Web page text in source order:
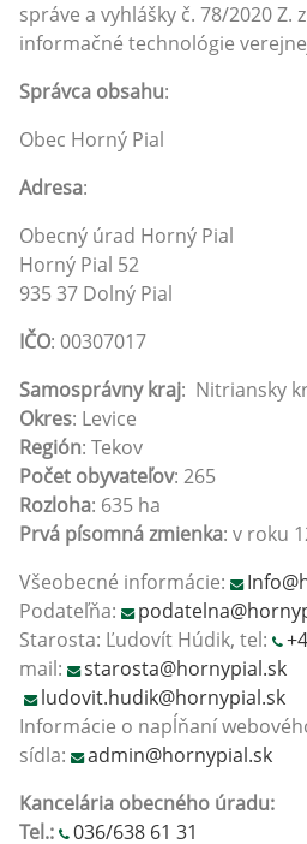
správe a vyhlášky č. 78/2020 Z.
informačné technológie
Správca obsahu:
Obec Horný Pial
Adresa:
Obecný úrad Horný Pial
Horný Pial 52
935 37 Dolný Pial
IČO: 00307017
Samosprávny kraj: Nitriansky
Okres: Levice
Región: Tekov
Počet obyvateľov: 265
Rozloha: 635 ha
Prvá písomná zmienka: v roku
Všeobecné informácie:
Podateľňa:
Starosta: Ľudovít Húdik, tel:
mail:
starosta@hornypial.sk
ludovit.hudik@hornypial.sk
Informácie o napĺňaní
sídla:
admin@hornypial.sk
Kancelária obecného úradu:
Tel.:
036/638 61 31